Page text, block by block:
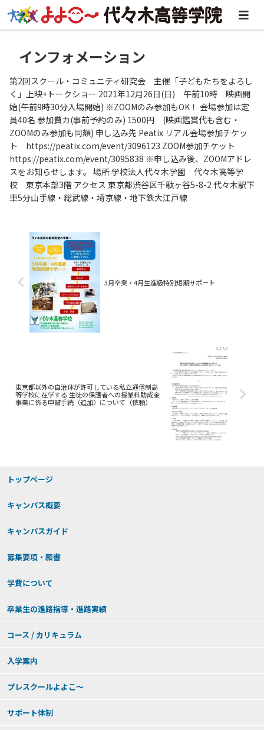
インフォメーション
第2回スクール・コミュニティ研究会 主催「子どもたちをよろし
く」上映+トークショー 2021年12月26日(日) 午前10時 映画開
始(午前9時30分入場開始) ※ZOOMのみ参加もOK！ 会場参加は定
員40名 参加費カ(事前予約のみ) 1500円 (映画鑑賞代も含む・
ZOOMのみ参加も同額) 申し込み先 Peatix リアル会場参加チケッ
ト https://peatix.com/event/3096123 ZOOM参加チケット
https://peatix.com/event/3095838 ※申し込み後、ZOOMアドレ
スをお知らせします。 場所 学校法人代々木学園 代々木高等学
校 東京本部3階 アクセス 東京都渋谷区千駄ヶ谷5-8-2 代々木駅下
車5分山手線・総武線・埼京線・地下鉄大江戸線
3月卒業・4月生進級特別短期サポート
東京都以外の自治体が許可している私立通信制高
等学校に在学する 生徒の保護者への授業料助成金
事業に係る申請手続（追加）について（依頼）
トップページ
キャンパス概要
キャンパスガイド
募集要項・願書
学費について
卒業生の進路指導・進路実績
コース / カリキュラム
入学案内
プレスクールよよこ～
サポート体制